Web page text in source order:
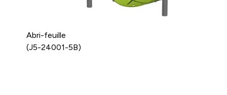
Abri-feuille
(J5-24001-5B)